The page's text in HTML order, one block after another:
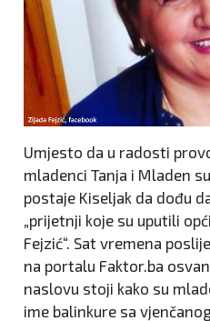
Umjesto da u radosti
mladenci Tanja i Mladen
postaje Kiseljak da dođu
„prijetnji koje su uputili
Fejzić“. Sat vremena
na portalu Faktor.ba
naslovu stoji kako su
ime balinkure sa